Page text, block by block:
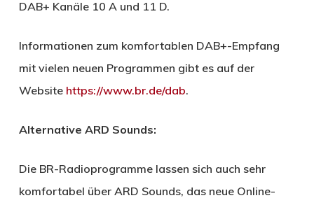
DAB+ Kanäle 10 A und 11 D.
Informationen zum komfortablen DAB+-Empfang
mit vielen neuen Programmen gibt es auf der
Website https://www.br.de/dab.
Alternative ARD Sounds:
Die BR-Radioprogramme lassen sich auch sehr
komfortabel über ARD Sounds, das neue Online-